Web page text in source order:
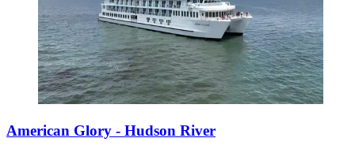
American Glory - Hudson River